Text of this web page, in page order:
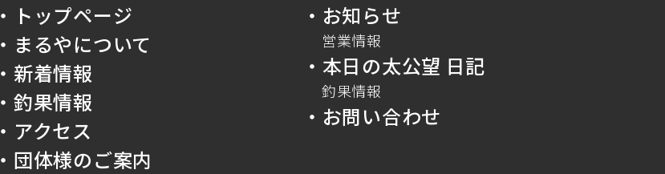
・トップページ
・まるやについて
・新着情報
・釣果情報
・アクセス
・団体様のご案内
・お知らせ
営業情報
・本日の太公望 日記
釣果情報
・お問い合わせ